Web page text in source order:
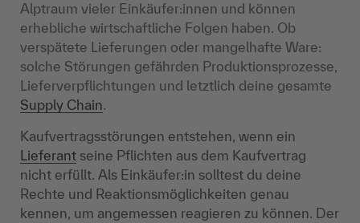
Alptraum vieler Einkäufer:innen und können
erhebliche wirtschaftliche Folgen haben. Ob
verspätete Lieferungen oder mangelhafte Ware:
solche Störungen gefährden Produktionsprozesse,
Lieferverpflichtungen und letztlich deine gesamte
Supply Chain.
Kaufvertragsstörungen entstehen, wenn ein
Lieferant seine Pflichten aus dem Kaufvertrag
nicht erfüllt. Als Einkäufer:in solltest du deine
Rechte und Reaktionsmöglichkeiten genau
kennen, um angemessen reagieren zu können. Der